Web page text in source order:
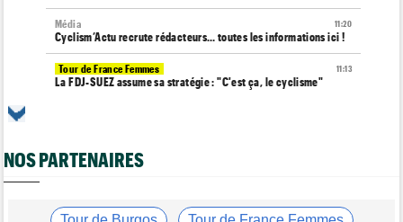
11:20
Média
Cyclism’Actu recrute rédacteurs… toutes les informations ici !
11:13
Tour de France Femmes
La FDJ-SUEZ assume sa stratégie : "C'est ça, le cyclisme"
10:01
Tour de France Femmes
NOS PARTENAIRES